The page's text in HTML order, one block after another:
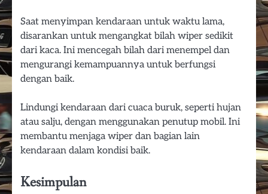
Saat menyimpan kendaraan untuk waktu lama,
disarankan untuk mengangkat bilah wiper sedikit
dari kaca. Ini mencegah bilah dari menempel dan
mengurangi kemampuannya untuk berfungsi
dengan baik.
Lindungi kendaraan dari cuaca buruk, seperti hujan
atau salju, dengan menggunakan penutup mobil. Ini
membantu menjaga wiper dan bagian lain
kendaraan dalam kondisi baik.
Kesimpulan